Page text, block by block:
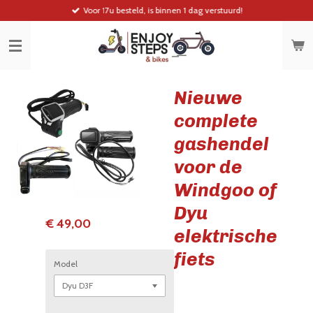
naar
de
Voor 17u besteld, is binnen 1 dag verstuurd!
Nieuwe
complete
gashendel
voor de
Windgoo of
Dyu
elektrische
fiets
€ 49,00
Model